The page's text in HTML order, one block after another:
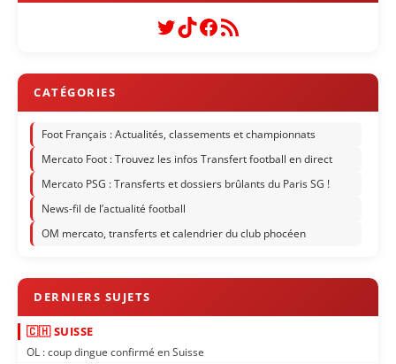
Twitter
TikTok
Facebook
Flux RSS
Foot Français : Actualités, classements et championnats
Mercato Foot : Trouvez les infos Transfert football en direct
Mercato PSG : Transferts et dossiers brûlants du Paris SG !
News-fil de l’actualité football
OM mercato, transferts et calendrier du club phocéen
🇨🇭 SUISSE
OL : coup dingue confirmé en Suisse